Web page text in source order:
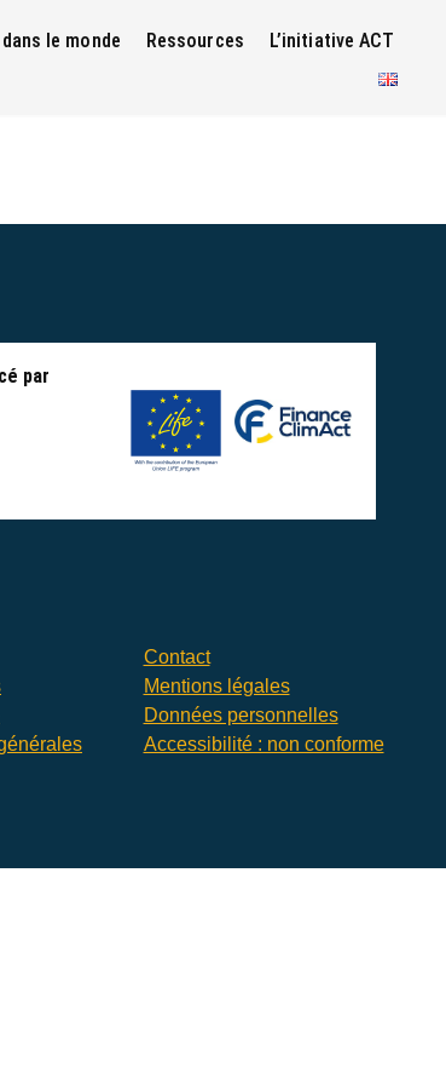
le monde Ressources L’initiative ACT
par
Contact
Mentions légales
Données personnelles
Accessibilité : non conforme